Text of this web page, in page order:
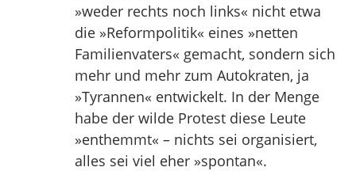
»weder rechts noch links« nicht etwa
die »Reformpolitik« eines »netten
Familienvaters« gemacht, sondern sich
mehr und mehr zum Autokraten, ja
»Tyrannen« entwickelt. In der Menge
habe der wilde Protest diese Leute
»enthemmt« – nichts sei organisiert,
alles sei viel eher »spontan«.